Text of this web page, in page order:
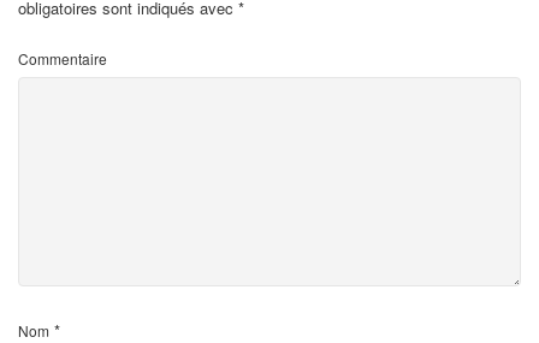
obligatoires sont indiqués avec *
Commentaire
Nom *